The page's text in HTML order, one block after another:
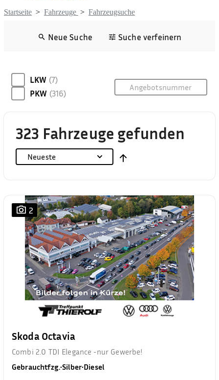
Startseite > Fahrzeuge > Fahrzeugsuche
Neue Suche Suche verfeinern
LKW (7)
PKW (316)
323 Fahrzeuge gefunden
Neueste
2
Skoda Octavia
Combi 2.0 TDI Elegance -nur Gewerbe!
Gebrauchtfzg.•Silber•Diesel